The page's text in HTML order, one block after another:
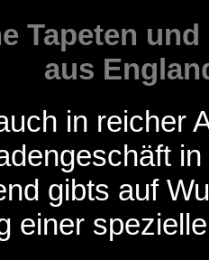
Tapeten
aus
in reicher
gibts auf
einer